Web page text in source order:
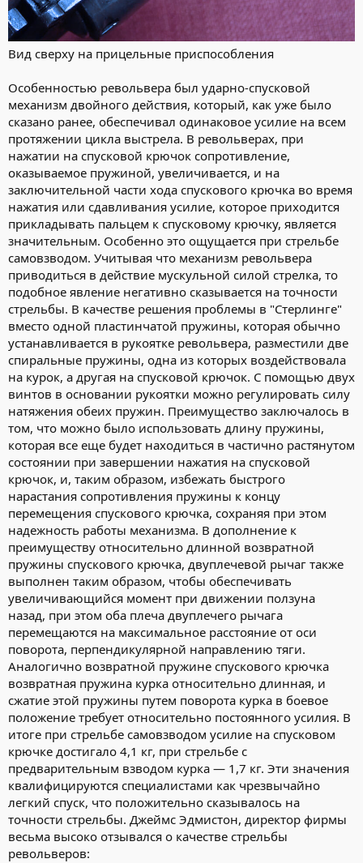
Вид сверху на прицельные приспособления
Особенностью револьвера был ударно-спусковой
механизм двойного действия, который, как уже было
сказано ранее, обеспечивал одинаковое усилие на всем
протяжении цикла выстрела. В револьверах, при
нажатии на спусковой крючок сопротивление,
оказываемое пружиной, увеличивается, и на
заключительной части хода спускового крючка во время
нажатия или сдавливания усилие, которое приходится
прикладывать пальцем к спусковому крючку, является
значительным. Особенно это ощущается при стрельбе
самовзводом. Учитывая что механизм револьвера
приводиться в действие мускульной силой стрелка, то
подобное явление негативно сказывается на точности
стрельбы. В качестве решения проблемы в "Стерлинге"
вместо одной пластинчатой пружины, которая обычно
устанавливается в рукоятке револьвера, разместили две
спиральные пружины, одна из которых воздействовала
на курок, а другая на спусковой крючок. С помощью двух
винтов в основании рукоятки можно регулировать силу
натяжения обеих пружин. Преимущество заключалось в
том, что можно было использовать длину пружины,
которая все еще будет находиться в частично растянутом
состоянии при завершении нажатия на спусковой
крючок, и, таким образом, избежать быстрого
нарастания сопротивления пружины к концу
перемещения спускового крючка, сохраняя при этом
надежность работы механизма. В дополнение к
преимуществу относительно длинной возвратной
пружины спускового крючка, двуплечевой рычаг также
выполнен таким образом, чтобы обеспечивать
увеличивающийся момент при движении ползуна
назад, при этом оба плеча двуплечего рычага
перемещаются на максимальное расстояние от оси
поворота, перпендикулярной направлению тяги.
Аналогично возвратной пружине спускового крючка
возвратная пружина курка относительно длинная, и
сжатие этой пружины путем поворота курка в боевое
положение требует относительно постоянного усилия. В
итоге при стрельбе самовзводом усилие на спусковом
крючке достигало 4,1 кг, при стрельбе с
предварительным взводом курка — 1,7 кг. Эти значения
квалифицируются специалистами как чрезвычайно
легкий спуск, что положительно сказывалось на
точности стрельбы. Джеймс Эдмистон, директор фирмы
весьма высоко отзывался о качестве стрельбы
револьверов: